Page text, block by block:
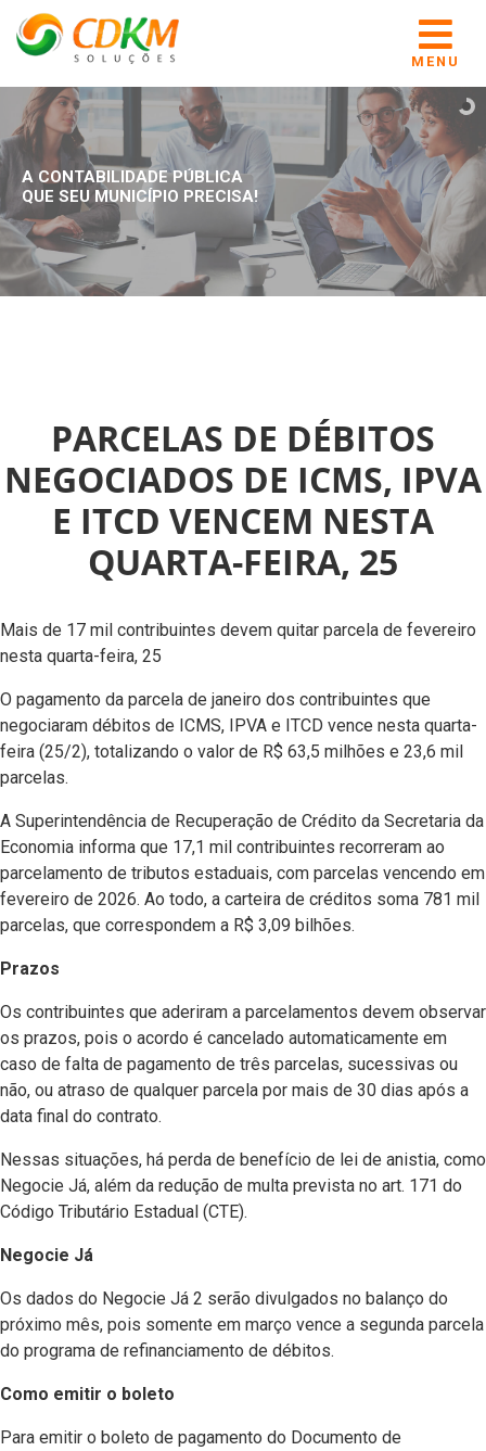
MENU
A CONTABILIDADE PÚBLICA
QUE SEU MUNICÍPIO PRECISA!
PARCELAS DE DÉBITOS
NEGOCIADOS DE ICMS, IPVA
E ITCD VENCEM NESTA
QUARTA-FEIRA, 25
Mais de 17 mil contribuintes devem quitar parcela de fevereiro
nesta quarta-feira, 25
O pagamento da parcela de janeiro dos contribuintes que
negociaram débitos de ICMS, IPVA e ITCD vence nesta quarta-
feira (25/2), totalizando o valor de R$ 63,5 milhões e 23,6 mil
parcelas.
A Superintendência de Recuperação de Crédito da Secretaria da
Economia informa que 17,1 mil contribuintes recorreram ao
parcelamento de tributos estaduais, com parcelas vencendo em
fevereiro de 2026. Ao todo, a carteira de créditos soma 781 mil
parcelas, que correspondem a R$ 3,09 bilhões.
Prazos
Os contribuintes que aderiram a parcelamentos devem observar
os prazos, pois o acordo é cancelado automaticamente em
caso de falta de pagamento de três parcelas, sucessivas ou
não, ou atraso de qualquer parcela por mais de 30 dias após a
data final do contrato.
Nessas situações, há perda de benefício de lei de anistia, como
Negocie Já, além da redução de multa prevista no art. 171 do
Código Tributário Estadual (CTE).
Negocie Já
Os dados do Negocie Já 2 serão divulgados no balanço do
próximo mês, pois somente em março vence a segunda parcela
do programa de refinanciamento de débitos.
Como emitir o boleto
Para emitir o boleto de pagamento do Documento de